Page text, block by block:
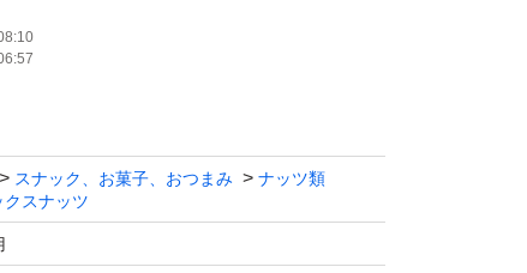
のこだわり焙煎です。(クルミは生クルミ
高級品を使用しています。
で出品用画像になります。
スナック、お菓子、おつまみ
ナッツ類
クスナッツ